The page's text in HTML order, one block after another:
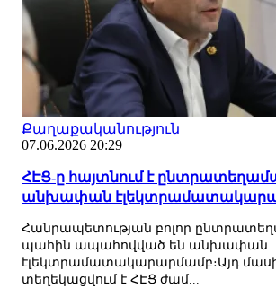
Քաղաքականություն
07.06.2026 20:29
ՀԷՑ-ը հայտնում է
անխափան
Հանրապետության բոլոր
պահին ապահովված են անխափան
էլեկտրամատակարարմամբ։Այդ
տեղեկացվում է ՀԷՑ ժամ...